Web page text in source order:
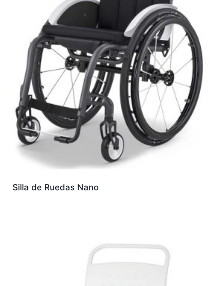
Silla de Ruedas Nano